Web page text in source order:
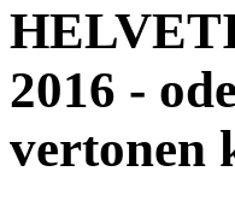
2016 -
vertonen